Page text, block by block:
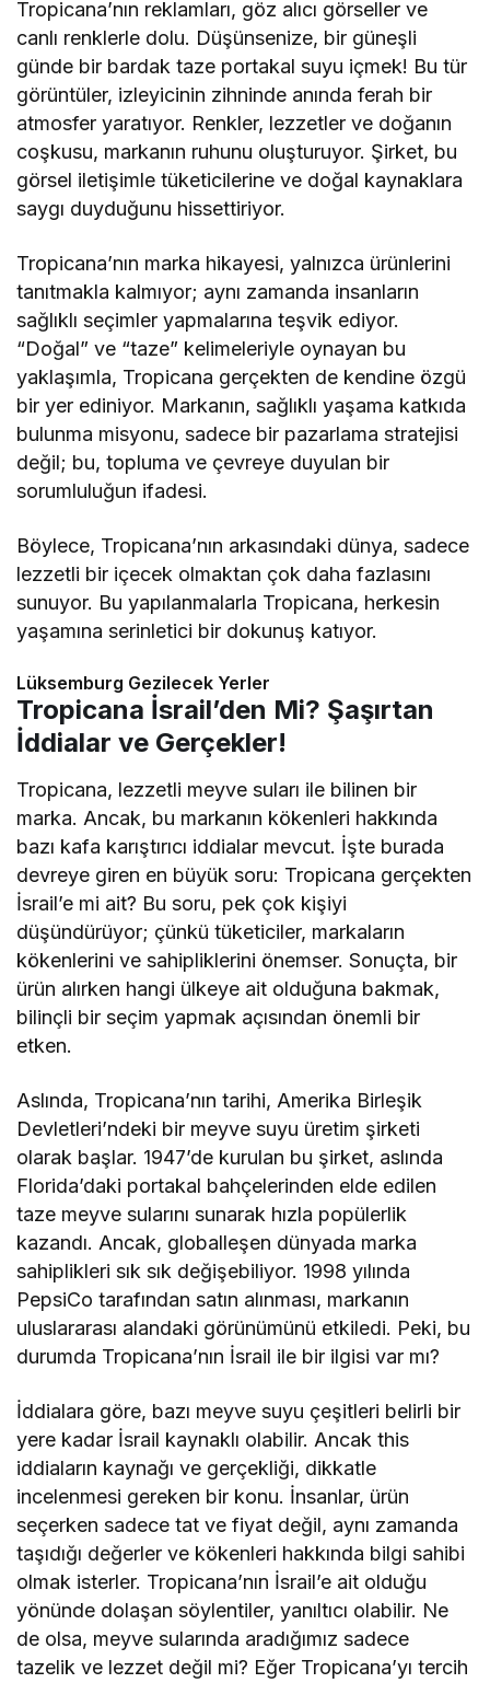
Tropicana’nın reklamları, göz alıcı görseller ve
canlı renklerle dolu. Düşünsenize, bir güneşli
günde bir bardak taze portakal suyu içmek! Bu tür
görüntüler, izleyicinin zihninde anında ferah bir
atmosfer yaratıyor. Renkler, lezzetler ve doğanın
coşkusu, markanın ruhunu oluşturuyor. Şirket, bu
görsel iletişimle tüketicilerine ve doğal kaynaklara
saygı duyduğunu hissettiriyor.
Tropicana’nın marka hikayesi, yalnızca ürünlerini
tanıtmakla kalmıyor; aynı zamanda insanların
sağlıklı seçimler yapmalarına teşvik ediyor.
“Doğal” ve “taze” kelimeleriyle oynayan bu
yaklaşımla, Tropicana gerçekten de kendine özgü
bir yer ediniyor. Markanın, sağlıklı yaşama katkıda
bulunma misyonu, sadece bir pazarlama stratejisi
değil; bu, topluma ve çevreye duyulan bir
sorumluluğun ifadesi.
Böylece, Tropicana’nın arkasındaki dünya, sadece
lezzetli bir içecek olmaktan çok daha fazlasını
sunuyor. Bu yapılanmalarla Tropicana, herkesin
yaşamına serinletici bir dokunuş katıyor.
Lüksemburg Gezilecek Yerler
Tropicana İsrail’den Mi? Şaşırtan
İddialar ve Gerçekler!
Tropicana, lezzetli meyve suları ile bilinen bir
marka. Ancak, bu markanın kökenleri hakkında
bazı kafa karıştırıcı iddialar mevcut. İşte burada
devreye giren en büyük soru: Tropicana gerçekten
İsrail’e mi ait? Bu soru, pek çok kişiyi
düşündürüyor; çünkü tüketiciler, markaların
kökenlerini ve sahipliklerini önemser. Sonuçta, bir
ürün alırken hangi ülkeye ait olduğuna bakmak,
bilinçli bir seçim yapmak açısından önemli bir
etken.
Aslında, Tropicana’nın tarihi, Amerika Birleşik
Devletleri’ndeki bir meyve suyu üretim şirketi
olarak başlar. 1947’de kurulan bu şirket, aslında
Florida’daki portakal bahçelerinden elde edilen
taze meyve sularını sunarak hızla popülerlik
kazandı. Ancak, globalleşen dünyada marka
sahiplikleri sık sık değişebiliyor. 1998 yılında
PepsiCo tarafından satın alınması, markanın
uluslararası alandaki görünümünü etkiledi. Peki, bu
durumda Tropicana’nın İsrail ile bir ilgisi var mı?
İddialara göre, bazı meyve suyu çeşitleri belirli bir
yere kadar İsrail kaynaklı olabilir. Ancak this
iddiaların kaynağı ve gerçekliği, dikkatle
incelenmesi gereken bir konu. İnsanlar, ürün
seçerken sadece tat ve fiyat değil, aynı zamanda
taşıdığı değerler ve kökenleri hakkında bilgi sahibi
olmak isterler. Tropicana’nın İsrail’e ait olduğu
yönünde dolaşan söylentiler, yanıltıcı olabilir. Ne
de olsa, meyve sularında aradığımız sadece
tazelik ve lezzet değil mi? Eğer Tropicana’yı tercih